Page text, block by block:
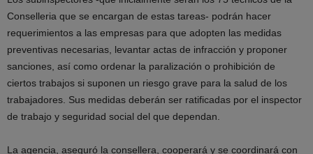
Conselleria que se encargan de estas tareas- podrán hacer
requerimientos a las empresas para que adopten las medidas
preventivas necesarias, levantar actas de infracción y proponer
sanciones, así como ordenar la paralización o prohibición de
ciertos trabajos si suponen un riesgo grave para la salud de los
trabajadores. Sus medidas deberán ser ratificadas por el inspector
de trabajo y seguridad social del que dependan.
La agencia, aseguró la consellera, cooperará y se coordinará con